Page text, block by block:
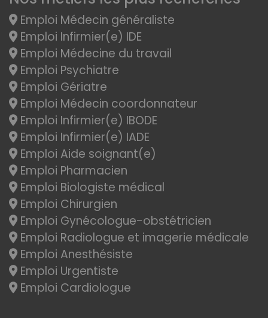
Emploi Médecin généraliste
Emploi Infirmier(e) IDE
Emploi Médecine du travail
Emploi Psychiatre
Emploi Gériatre
Emploi Médecin coordonnateur
Emploi Infirmier(e) IBODE
Emploi Infirmier(e) IADE
Emploi Aide soignant(e)
Emploi Pharmacien
Emploi Biologiste médical
Emploi Chirurgien
Emploi Gynécologue-obstétricien
Emploi Radiologue et imagerie médicale
Emploi Anesthésiste
Emploi Urgentiste
Emploi Cardiologue